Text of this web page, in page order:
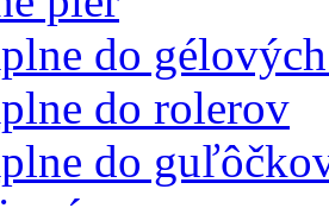
do
do rolerov
do